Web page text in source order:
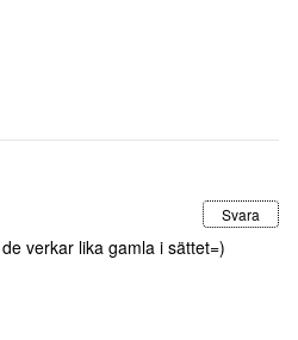
Svara
verkar lika gamla i sättet=)